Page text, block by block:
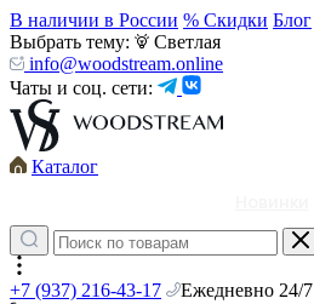
В наличии в России % Скидки Блог
Выбрать тему:
Светлая
info@woodstream.online
Чаты и соц. сети:
Каталог
+7 (937) 216-43-17
Ежедневно 24/7